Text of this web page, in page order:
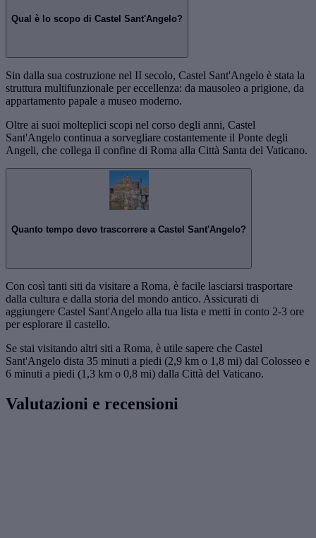
Qual è lo scopo di Castel Sant'Angelo?
Sin dalla sua costruzione nel II secolo, Castel Sant'Angelo è stata la
struttura multifunzionale per eccellenza: da mausoleo a prigione, da
appartamento papale a museo moderno.
Oltre ai suoi molteplici scopi nel corso degli anni, Castel
Sant'Angelo continua a sorvegliare costantemente il Ponte degli
Angeli, che collega il confine di Roma alla Città Santa del Vaticano.
Quanto tempo devo trascorrere a Castel Sant'Angelo?
Con così tanti siti da visitare a Roma, è facile lasciarsi trasportare
dalla cultura e dalla storia del mondo antico. Assicurati di
aggiungere Castel Sant'Angelo alla tua lista e metti in conto 2-3 ore
per esplorare il castello.
Se stai visitando altri siti a Roma, è utile sapere che Castel
Sant'Angelo dista 35 minuti a piedi (2,9 km o 1,8 mi) dal Colosseo e
6 minuti a piedi (1,3 km o 0,8 mi) dalla Città del Vaticano.
Valutazioni e recensioni